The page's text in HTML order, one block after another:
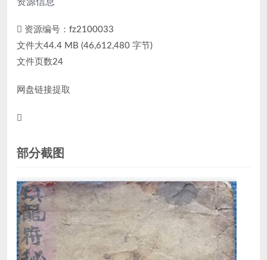
资源编号：fz2100033
文件大44.4 MB (46,612,480 字节)
文件页数24
网盘链接提取
部分截图